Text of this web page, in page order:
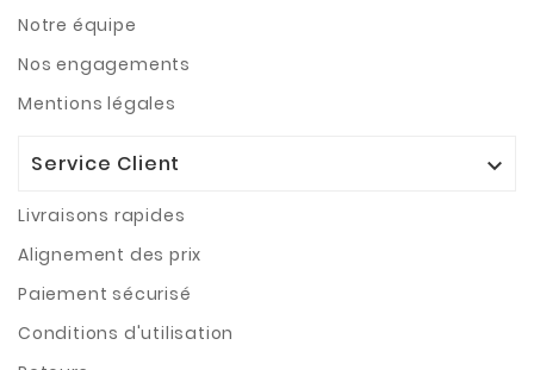
Notre équipe
Nos engagements
Mentions légales
Service Client 
Livraisons rapides
Alignement des prix
Paiement sécurisé
Conditions d'utilisation